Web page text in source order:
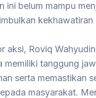
ini belum mampu
aksi, Roviq
memiliki tanggung
serta memastikan
masyarakat.